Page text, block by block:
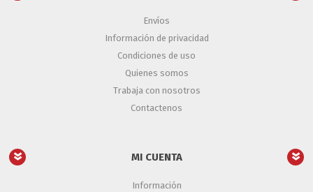
Envíos
Información de privacidad
Condiciones de uso
Quienes somos
Trabaja con nosotros
Contactenos
MI CUENTA
Información